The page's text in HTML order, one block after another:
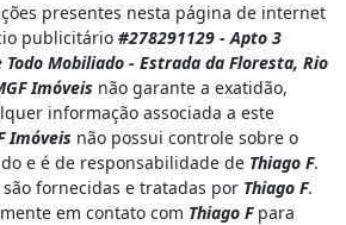
presentes nesta página de internet
publicitário #278291129 - Apto 3
Mobiliado - Estrada da Floresta, Rio
Imóveis não garante a exatidão,
informação associada a este
Imóveis não possui controle sobre o
e é de responsabilidade de Thiago F.
fornecidas e tratadas por Thiago F.
em contato com Thiago Fpara